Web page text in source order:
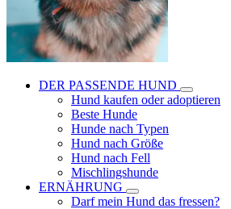
DER PASSENDE HUND
Hund kaufen oder adoptieren
Beste Hunde
Hunde nach Typen
Hund nach Größe
Hund nach Fell
Mischlingshunde
ERNÄHRUNG
Darf mein Hund das fressen?